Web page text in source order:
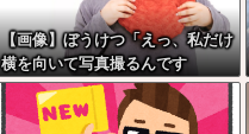
【画像】ぼうけつ「えっ、私だけ
横を向いて写真撮るんです
か？！」→結果w w w w w w w
w